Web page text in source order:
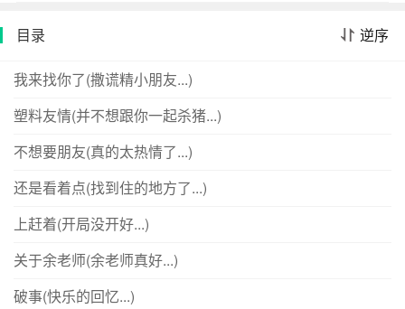
忆，她什么都愿意做。吃下药剂，再一次挣开眼睛，她看
到了一个熟悉又陌生的脏小孩。小剧场起初，梅路路想，
她可以为了不再痛苦，杀掉童年那个肮脏恶劣的自己。后
来，梅路路抱着小时候的自己一路逃命，谁都不可以抹掉
这个在她生命里闪闪发光的小朋友！—————一场脑内
激童年的自己，她一无所有，却能捧着一颗赤子之心，对
抗着所有黑暗。双女主文，不幸中苦苦挣扎的小太阳小女
票，最后还是小朋友多一些，于是决定写这个，最终灵感
是来自于19年的时候在医院里遇到的人们，我微博上有18
年想要穿越回小时候养自己的截图和19年的灵感截图。这
篇文实际上是写给一个成年人的，我很想
逆序
目录
我来找你了(撒谎精小朋友...)
塑料友情(并不想跟你一起杀猪...)
不想要朋友(真的太热情了...)
还是看着点(找到住的地方了...)
上赶着(开局没开好...)
关于余老师(余老师真好...)
破事(快乐的回忆...)